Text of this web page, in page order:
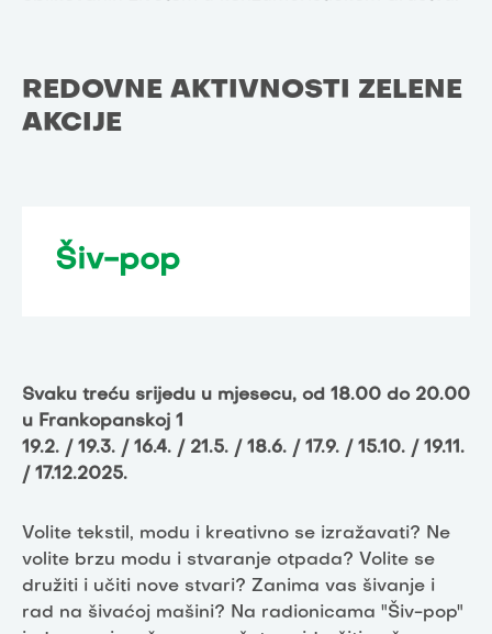
REDOVNE AKTIVNOSTI ZELENE
AKCIJE
Šiv-pop
Svaku treću srijedu u mjesecu, od 18.00 do 20.00
u Frankopanskoj 1
19.2. / 19.3. / 16.4. / 21.5. / 18.6. / 17.9. / 15.10. / 19.11.
/ 17.12.2025.
Volite tekstil, modu i kreativno se izražavati? Ne
volite brzu modu i stvaranje otpada? Volite se
družiti i učiti nove stvari? Zanima vas šivanje i
rad na šivaćoj mašini? Na radionicama "Šiv-pop"